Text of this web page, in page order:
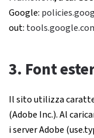
Google:
out:
3. Font
Il sito utilizza
(Adobe Inc.). Al
i server Adobe